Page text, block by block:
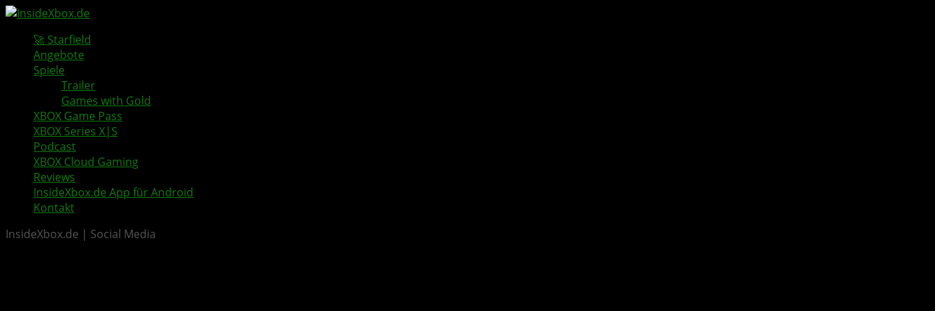
🚀 Starfield
Angebote
Spiele
Trailer
Games with Gold
XBOX Game Pass
XBOX Series X|S
Podcast
XBOX Cloud Gaming
Reviews
InsideXbox.de App für Android
Kontakt
InsideXbox.de | Social Media